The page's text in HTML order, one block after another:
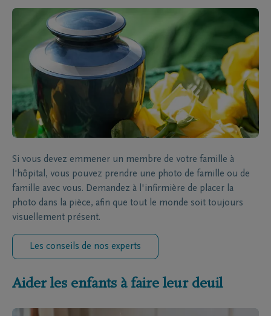
Si vous devez emmener un membre de votre famille à
l'hôpital, vous pouvez prendre une photo de famille ou de
famille avec vous. Demandez à l'infirmière de placer la
photo dans la pièce, afin que tout le monde soit toujours
visuellement présent.
Les conseils de nos experts
Aider les enfants à faire leur deuil